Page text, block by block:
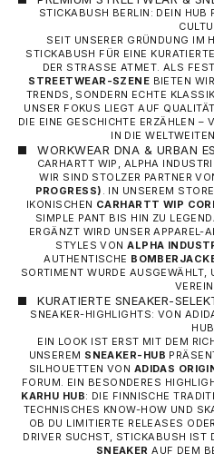
STICKABUSH BERLIN: DEIN HUB
SEIT UNSERER GRÜNDUNG IM
STICKABUSH FÜR EINE
DER STRASSE ATMET. ALS
STREETWEAR-SZENE BIETEN
TRENDS, SONDERN ECHTE
UNSER FOKUS LIEGT AUF
DIE EINE GESCHICHTE ERZÄHLEN –
N DIE
WORKWEAR DNA & URBAN
CARHARTT WIP, ALPHA
WIR SIND STOLZER PARTNER
PROGRESS) . IN UNSEREM
IKONISCHEN CARHARTT WIP
SIMPLE PANT BIS HIN ZU
ERGÄNZT WIRD UNSER APPAREL-
STYLES VONALPHA
AUTHENTISCHE
SORTIMENT WURDE
KURATIERTE SNEAKER-
SNEAKER-HIGHLIGHTS: VON
HUB
EIN LOOK IST ERST MIT DEM
UNSEREM SNEAKER-HUB
SILHOUETTEN VON ADIDAS
FORUM. EIN BESONDERES
KARHU HUB: DIE FINNISCHE
TECHNISCHES KNOW-HOW UND
OB DU LIMITIERTE RELEASES
DRIVER SUCHST, STICKABUSH IST
SNEAKER AUF DEM